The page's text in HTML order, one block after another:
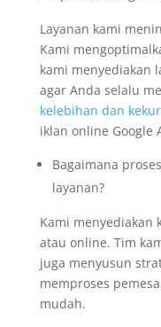
Layanan kami
Kami
kami menyediakan
agar Anda selalu
kelebihan dan
iklan online Google
Bagaimana
layanan?
Kami menyediakan
atau online. Tim
juga menyusun
memproses
mudah.